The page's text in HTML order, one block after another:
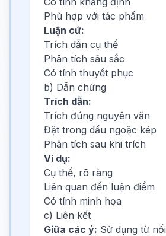
Phù hợp với tác phẩm
Luận cứ:
Trích dẫn cụ thể
Phân tích sâu sắc
Có tính thuyết phục
b) Dẫn chứng
Trích dẫn:
Trích đúng nguyên văn
Đặt trong dấu ngoặc kép
Phân tích sau khi trích
Ví dụ:
Cụ thể, rõ ràng
Liên quan đến luận điểm
Có tính minh họa
c) Liên kết
Giữa các ý: Sử dụng từ nối